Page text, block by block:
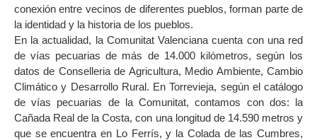
conexión entre vecinos de diferentes pueblos, forman parte de
la identidad y la historia de los pueblos.
En la actualidad, la Comunitat Valenciana cuenta con una red
de vías pecuarias de más de 14.000 kilómetros, según los
datos de Conselleria de Agricultura, Medio Ambiente, Cambio
Climático y Desarrollo Rural. En Torrevieja, según el catálogo
de vías pecuarias de la Comunitat, contamos con dos: la
Cañada Real de la Costa, con una longitud de 14.590 metros y
que se encuentra en Lo Ferrís, y la Colada de las Cumbres,